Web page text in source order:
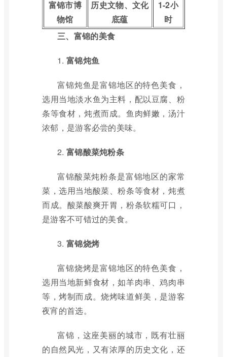
富锦市博
物馆
历史文物、文化
底蕴
1-2小
时
三、富锦的美食
1. 富锦炖鱼
富锦炖鱼是富锦地区的特色美食，
选用当地淡水鱼为主料，配以豆腐、粉
条等食材，炖煮而成。鱼肉鲜嫩，汤汁
浓郁，是游客必尝的美味。
2. 富锦酸菜炖粉条
富锦酸菜炖粉条是富锦地区的家常
菜，选用当地酸菜、粉条等食材，炖煮
而成。酸菜酸爽开胃，粉条软糯可口，
是游客不可错过的美食。
3. 富锦烧烤
富锦烧烤是富锦地区的特色美食，
选用当地新鲜食材，如羊肉串、鸡肉串
等，烤制而成。烧烤味道鲜美，是游客
夜宵的首选。
富锦，这座美丽的城市，既有壮丽
的自然风光，又有浓厚的历史文化，还